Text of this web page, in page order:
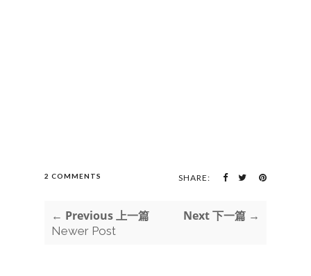
2 COMMENTS SHARE:
← Previous 上一篇
Newer Post
Next 下一篇 →